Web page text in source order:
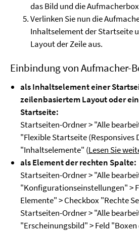
das Bild und die
Verlinken Sie nun die
Inhaltselement der Startseite
Layout der Zeile aus.
Einbindung von Aufmacher-
als Inhaltselement einer
zeilenbasiertem Layout oder
Startseite:
Startseiten-Ordner > "Alle
"Flexible Startseite (Responsives
"Inhaltselemente" (Lesen Sie
als Element der rechten Spalte:
Startseiten-Ordner > "Alle
"Konfigurationseinstellungen" >
Elemente" > Checkbox "Rechte
Startseiten-Ordner > "Alle
"Erscheinungsbild" > Feld